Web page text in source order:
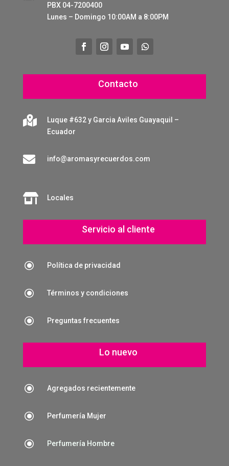
PBX 04-7200400
Lunes – Domingo 10:00AM a 8:00PM
Contacto

Luque #632 y Garcia Aviles Guayaquil –
Ecuador
 info@aromasyrecuerdos.com
 Locales
Servicio al cliente
\ Política de privacidad
\ Términos y condiciones
\ Preguntas frecuentes
Lo nuevo
\ Agregados recientemente
\ Perfumería Mujer
\ Perfumería Hombre